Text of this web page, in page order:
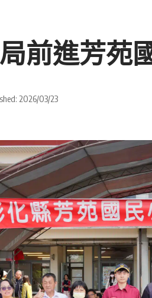
前進芳苑
2026/03/23